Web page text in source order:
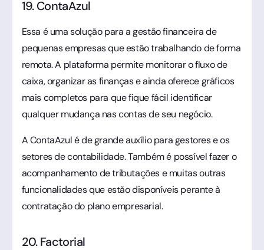
19. ContaAzul
Essa é uma solução para a gestão financeira de
pequenas empresas que estão trabalhando de forma
remota. A plataforma permite monitorar o fluxo de
caixa, organizar as finanças e ainda oferece gráficos
mais completos para que fique fácil identificar
qualquer mudança nas contas de seu negócio.
A ContaAzul é de grande auxílio para gestores e os
setores de contabilidade. Também é possível fazer o
acompanhamento de tributações e muitas outras
funcionalidades que estão disponíveis perante à
contratação do plano empresarial.
20. Factorial